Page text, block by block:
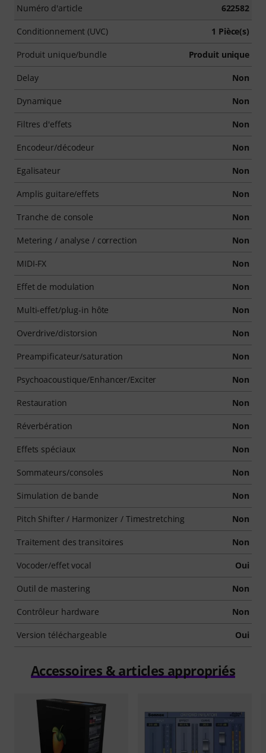
Numéro d'article 622582
Conditionnement (UVC) 1 Pièce(s)
Produit unique/bundle Produit unique
Delay Non
Dynamique Non
Filtres d'effets Non
Encodeur/décodeur Non
Egalisateur Non
Amplis guitare/effets Non
Tranche de console Non
Metering / analyse / correction Non
MIDI-FX Non
Effet de modulation Non
Multi-effet/plug-in hôte Non
Overdrive/distorsion Non
Preampificateur/saturation Non
Psychoacoustique/Enhancer/Exciter Non
Restauration Non
Réverbération Non
Effets spéciaux Non
Sommateurs/consoles Non
Simulation de bande Non
Pitch Shifter / Harmonizer / Timestretching Non
Traitement des transitoires Non
Vocoder/effet vocal Oui
Outil de mastering Non
Contrôleur hardware Non
Version téléchargeable Oui
Accessoires & articles appropriés